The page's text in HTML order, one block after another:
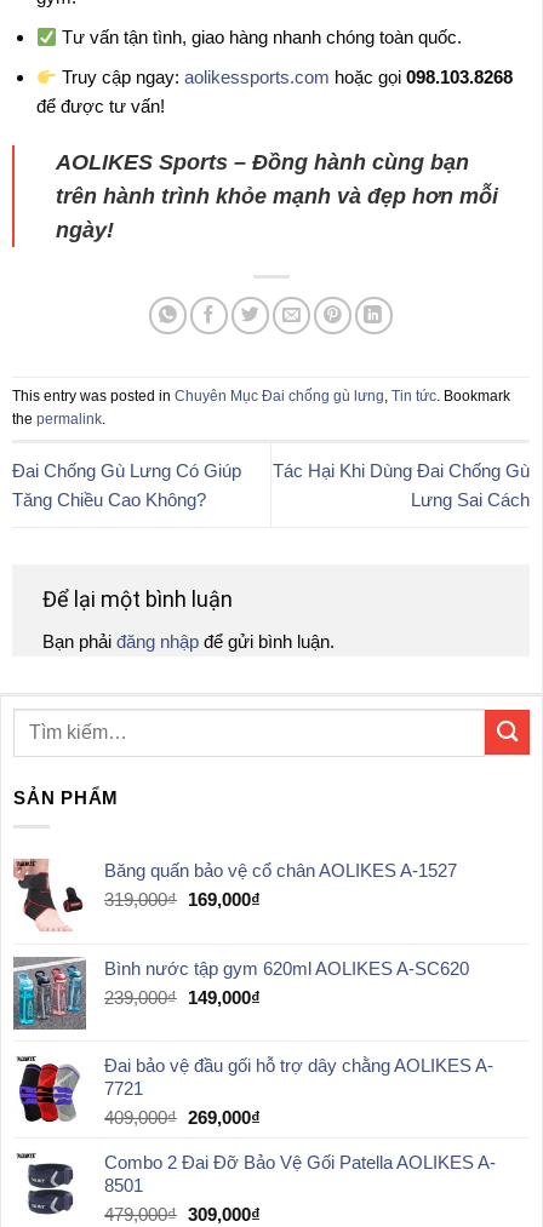
Tư vấn tận tình, giao hàng nhanh chóng toàn quốc.
Truy cập ngay: aolikessports.com hoặc gọi 098.103.8268
để được tư vấn!
AOLIKES Sports – Đồng hành cùng bạn
trên hành trình khỏe mạnh và đẹp hơn mỗi
ngày!
This entry was posted in Chuyên Mục Đai chống gù lưng, Tin tức. Bookmark
the permalink.
Đai Chống Gù Lưng Có Giúp
Tăng Chiều Cao Không?
Tác Hại Khi Dùng Đai Chống Gù
Lưng Sai Cách
Để lại một bình luận
Bạn phải đăng nhập để gửi bình luận.
SẢN PHẨM
Băng quấn bảo vệ cổ chân AOLIKES A-1527
319,000₫ Giá
319,000₫.
169,000₫Giá
là:
169,000₫.
Bình nước tập gym 620ml AOLIKES A-SC620
239,000₫ Giá
239,000₫.
149,000₫Giá
là:
Đai bảo vệ đầu gối hỗ trợ dây chằng AOLIKES A-
7721
409,000₫ Giá
là:
269,000₫Giá
tại
269,000₫.
Combo 2 Đai Đỡ Bảo Vệ Gối Patella AOLIKES A-
8501
479,000₫ Giá
309,000₫Giá